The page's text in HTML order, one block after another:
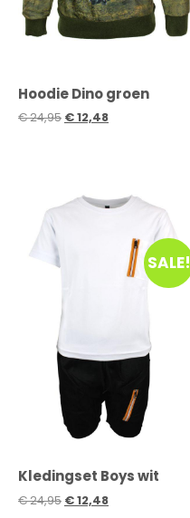
Hoodie Dino groen
€24,95 €12,48
SALE!
Kledingset Boys wit
€24,95 €12,48